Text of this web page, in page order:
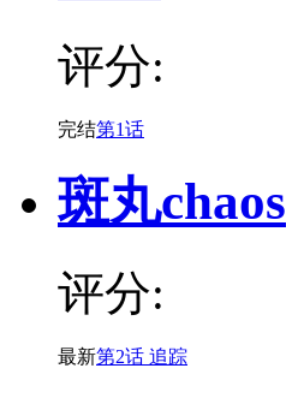
评分:
完结第1话
斑丸chaos
评分:
最新第2话 追踪